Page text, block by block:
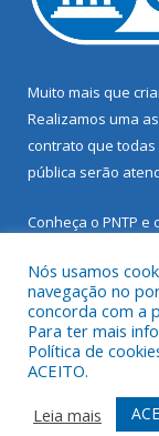
Muito mais que
Realizamos uma
contrato que
pública serão
Conheça o PNTP e
Todos os direitos
Mapa do Site
Nós usamos
navegação no
concorda com a
Para ter mais
Política de
ACEITO.
Leia mais